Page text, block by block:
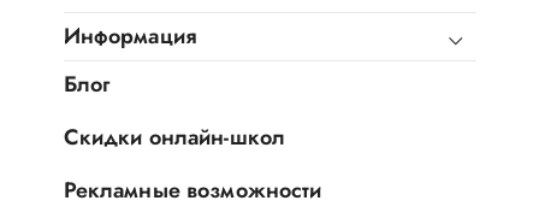
Информация
Блог
Скидки онлайн-школ
Рекламные возможности